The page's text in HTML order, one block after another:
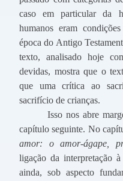
caso em particular da
humanos eram
época do Antigo
texto, analisado hoje
devidas, mostra que o
que uma crítica ao
sacrifício de crianças.
Isso nos abre
capítulo seguinte. No
amor: o amor-ágape,
ligação da interpretação
ainda, sob aspecto